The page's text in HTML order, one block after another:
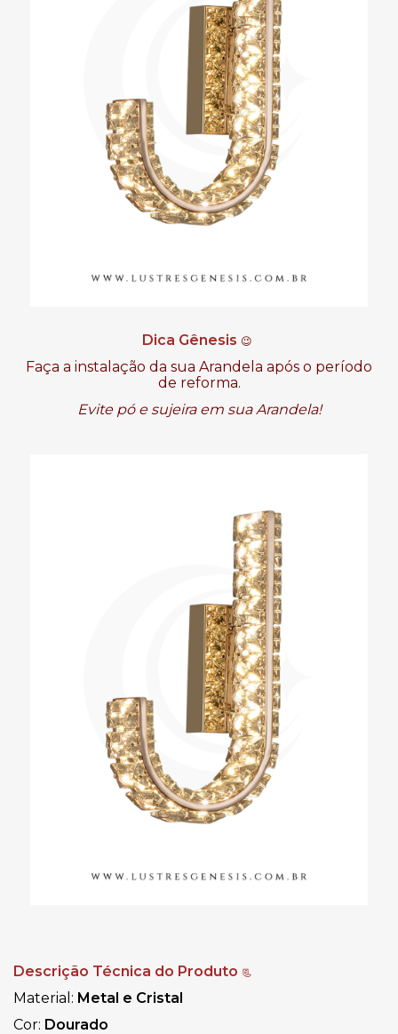
Dica Gênesis 😉
Faça a instalação da sua Arandela após o período
de reforma.
Evite pó e sujeira em sua Arandela!
Descrição Técnica do Produto 📃
Material: Metal e Cristal
Cor: Dourado